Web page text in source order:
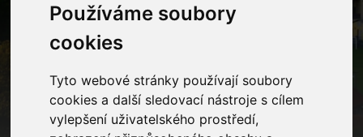
Používáme soubory
cookies
Tyto webové stránky používají soubory
cookies a další sledovací nástroje s cílem
vylepšení uživatelského prostředí,
Oznámení
Home Oznámení Vánoční besídka - videozáznam